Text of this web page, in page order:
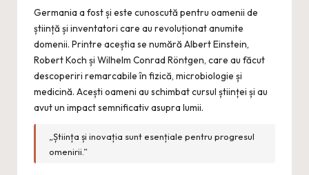
Germania a fost și este cunoscută pentru oamenii de
știință și inventatori care au revoluționat anumite
domenii. Printre aceștia se numără Albert Einstein,
Robert Koch și Wilhelm Conrad Röntgen, care au făcut
descoperiri remarcabile în fizică, microbiologie și
medicină. Acești oameni au schimbat cursul științei și au
avut un impact semnificativ asupra lumii.
„Știința și inovația sunt esențiale pentru progresul
omenirii.”